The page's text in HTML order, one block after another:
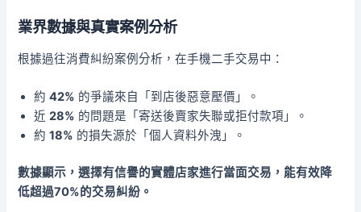
業界數據與真實案例分析
根據過往消費糾紛案例分析，在手機二手交易中：
約42% 的爭議來自「到店後惡意壓價」。
近28% 的問題是「寄送後賣家失聯或拒付款項」。
約18% 的損失源於「個人資料外洩」。
數據顯示，選擇有信譽的實體店家進行當面交易，能有效降
低超過70%的交易糾紛。